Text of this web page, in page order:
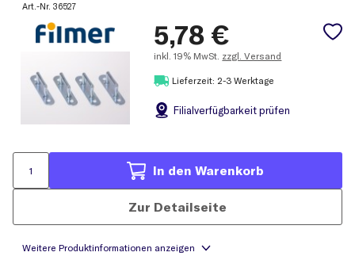
Art.-Nr.36527
5,78 €
inkl. 19% MwSt. zzgl. Versand
Lieferzeit: 2-3 Werktage
Filialverfügbarkeit prüfen
In den Warenkorb
Zur Detailseite